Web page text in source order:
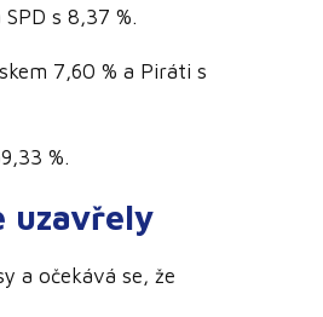
s 8,37 %.
7,60 % a Piráti s
%.
uzavřely
a očekává se, že